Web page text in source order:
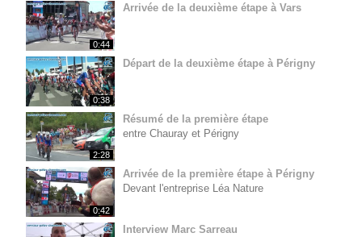
0:44
Arrivée de la deuxième étape à Vars
0:38
Départ de la deuxième étape à Périgny
2:28
Résumé de la première étape
entre Chauray et Périgny
0:42
Arrivée de la première étape à Périgny
Devant l'entreprise Léa Nature
Interview Marc Sarreau